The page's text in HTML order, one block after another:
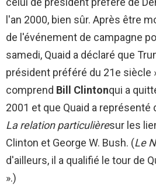
l'an 2000, bien sûr. Après être
de l'événement de campagne
samedi, Quaid a déclaré que
président préféré du 21e siècle
comprend Bill Clintonqui a
2001 et que Quaid a représenté
La relation particulièresur les
Clinton et George W. Bush. (Le
d'ailleurs, il a qualifié le tour de
».)